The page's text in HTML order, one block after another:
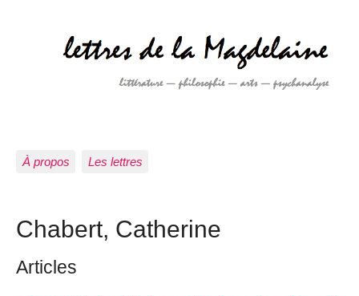
À propos Les lettres
Chabert, Catherine
Articles